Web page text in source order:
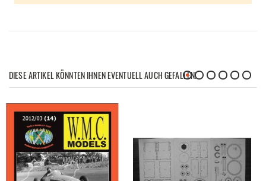
DIESE ARTIKEL KÖNNTEN IHNEN EVENTUELL AUCH GEFALLEN!